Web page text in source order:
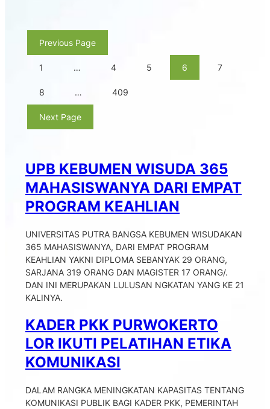
Previous Page
1 … 4 5 6 7
8 … 409
Next Page
UPB KEBUMEN WISUDA 365
MAHASISWANYA DARI EMPAT
PROGRAM KEAHLIAN
UNIVERSITAS PUTRA BANGSA KEBUMEN WISUDAKAN
365 MAHASISWANYA, DARI EMPAT PROGRAM
KEAHLIAN YAKNI DIPLOMA SEBANYAK 29 ORANG,
SARJANA 319 ORANG DAN MAGISTER 17 ORANG/.
DAN INI MERUPAKAN LULUSAN NGKATAN YANG KE 21
KALINYA.
KADER PKK PURWOKERTO
LOR IKUTI PELATIHAN ETIKA
KOMUNIKASI
DALAM RANGKA MENINGKATAN KAPASITAS TENTANG
KOMUNIKASI PUBLIK BAGI KADER PKK, PEMERINTAH